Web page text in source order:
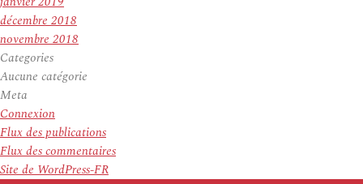
décembre 2018
novembre 2018
Categories
Aucune catégorie
Meta
Connexion
Flux des publications
Flux des commentaires
Site de WordPress-FR